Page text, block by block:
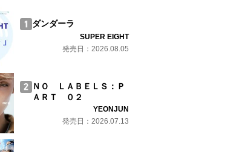
ダンダーラ
SUPER EIGHT
発売日：2026.08.05
ＮＯ ＬＡＢＥＬＳ：Ｐ
ＡＲＴ ０２
YEONJUN
発売日：2026.07.13